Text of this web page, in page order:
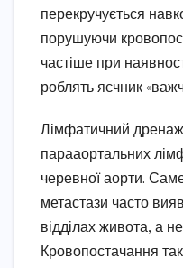
перекручується
порушуючи
частіше при
роблять яєчник
Лімфатичний
парааортальних
черевної аорти.
метастази часто
відділах живота, а
Кровопостачання